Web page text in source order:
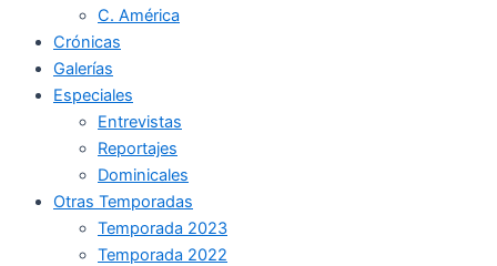
C. América
Crónicas
Galerías
Especiales
Entrevistas
Reportajes
Dominicales
Otras Temporadas
Temporada 2023
Temporada 2022